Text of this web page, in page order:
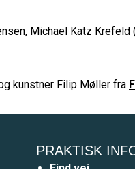
Michael Katz
kunstner Filip Møller fra
PRAKTISK